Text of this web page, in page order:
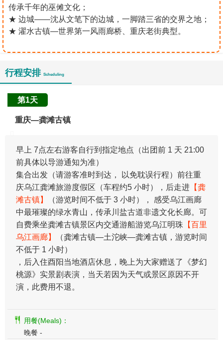
传承千年的巫傩文化；
★ 边城——沈从文笔下的边城，一脚踏三省的交界之地；
★ 濯水古镇—世界第一风雨廊桥、重庆老街典型。
行程安排 Scheduling
第1天
重庆—龚滩古镇
早上 7点左右游客自行到指定地点（出团前 1 天 21:00
前具体以导游通知为准）
集合出发（请游客准时到达， 以免耽误行程）前往重
庆乌江龚滩旅游度假区（车程约5 小时），后走进 【龚
滩古镇】
（游览时间不低于 3 小时）， 感受乌江画廊
中最璀璨的绿水青山，传承川盐古道非遗文化长廊。可
自费乘坐龚滩古镇景区内交通游船游览乌江明珠 【百里
乌江画廊】
（龚滩古镇—土沱峡—龚滩古镇，游览时间
不低于 1 小时）
，后入住酉阳当地酒店休息，晚上为大家赠送了《梦幻
桃源》实景剧表演，当天若因为天气或景区原因不开
演，此费用不退。
用餐(Meals)：
晚餐 -